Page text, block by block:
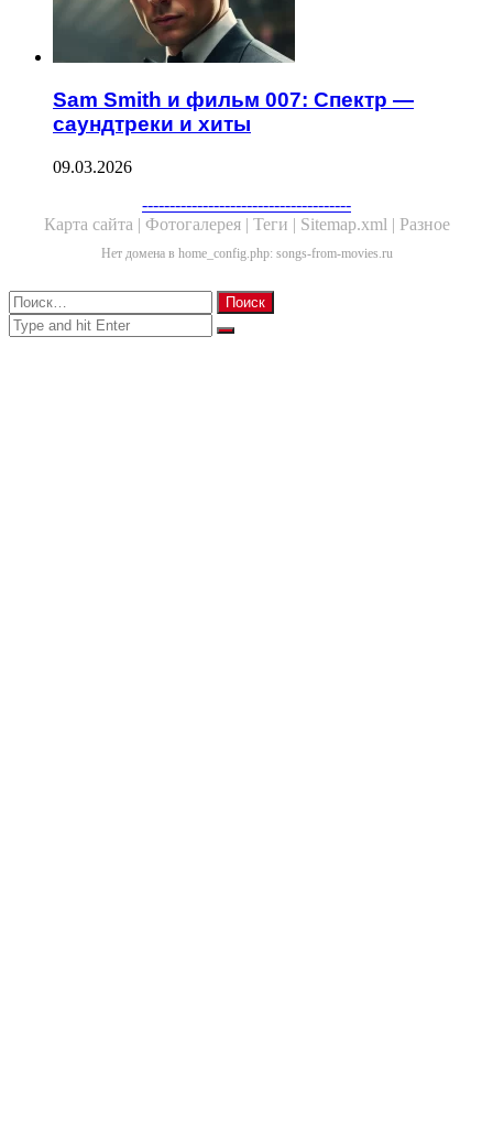
Sam Smith и фильм 007: Спектр —
саундтреки и хиты
09.03.2026
--------------------------------------
Карта сайта | Фотогалерея | Теги | Sitemap.xml | Разное
Нет домена в home_config.php: songs-from-movies.ru
Close
Найти:
Close
Search